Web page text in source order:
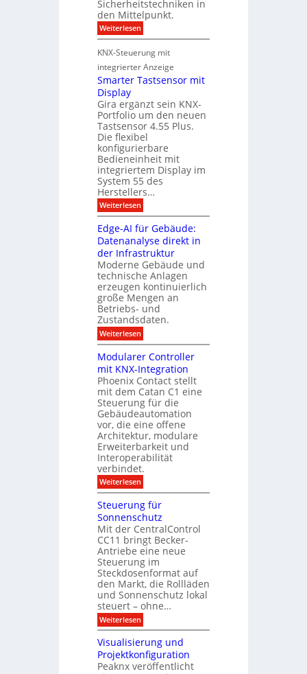
l
o
g
e
s
k
e
n
u
n
g
i
t
A
n
s
a
u
g
r
a
u
c
h
m
e
d
e
r
n
f
f
n
e
t
n
e
e
s
A
u
s
b
i
l
d
u
n
g
s
z
e
n
t
r
u
m
Sicherheitstechniken in
den Mittelpunkt.
Weiterlesen:
S
c
h
e
r
e
i
t
s
e
x
p
o
M
ü
n
c
h
e
n
2
0
2
6
e
h
t
e
r
f
o
l
g
r
e
i
c
h
z
u
E
n
d
e
KNX-Steuerung mit
integrierter Anzeige
Smarter Tastsensor mit
Display
Gira ergänzt sein KNX-
Portfolio um den neuen
Tastsensor 4.55 Plus.
Die flexibel
konfigurierbare
Bedieneinheit mit
integriertem Display im
System 55 des
Herstellers…
Weiterlesen:
S
m
a
r
t
e
r
T
a
s
t
s
e
n
s
o
r
m
i
t
D
i
s
p
l
a
y
Edge-AI für Gebäude:
Datenanalyse direkt in
der Infrastruktur
Moderne Gebäude und
technische Anlagen
erzeugen kontinuierlich
große Mengen an
Betriebs- und
Zustandsdaten.
Weiterlesen:
E
g
e
-
A
I
f
ü
r
G
e
b
ä
u
d
e
:
D
t
e
n
a
n
a
l
y
s
e
d
i
e
k
Modularer Controller
mit KNX-Integration
Phoenix Contact stellt
mit dem Catan C1 eine
Steuerung für die
Gebäudeautomation
vor, die eine offene
Architektur, modulare
Erweiterbarkeit und
Interoperabilität
verbindet.
Weiterlesen:
M
d
u
l
a
r
e
r
C
o
n
t
r
o
l
e
r
Steuerung für
Sonnenschutz
Mit der CentralControl
CC11 bringt Becker-
Antriebe eine neue
Steuerung im
Steckdosenformat auf
den Markt, die Rollläden
und Sonnenschutz lokal
steuert – ohne…
Weiterlesen:
S
e
u
e
Visualisierung und
Projektkonfiguration
Peaknx veröffentlicht